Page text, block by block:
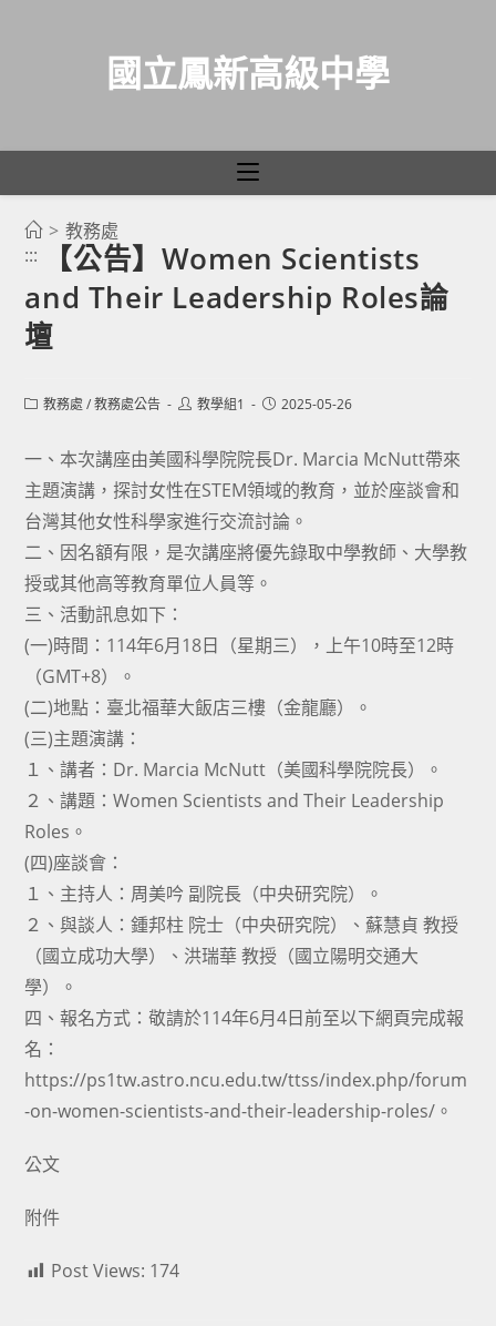
國立鳳新高級中學
> 教務處
:::
【公告】Women Scientists
and Their Leadership Roles論
壇
Post教務處 / 教務處公告
Post教學組1
Post2025-05-26
一、本次講座由美國科學院院長Dr. Marcia McNutt帶來
主題演講，探討女性在STEM領域的教育，並於座談會和
台灣其他女性科學家進行交流討論。
二、因名額有限，是次講座將優先錄取中學教師、大學教
授或其他高等教育單位人員等。
三、活動訊息如下：
(一)時間：114年6月18日（星期三），上午10時至12時
（GMT+8）。
(二)地點：臺北福華大飯店三樓（金龍廳）。
(三)主題演講：
１、講者：Dr. Marcia McNutt（美國科學院院長）。
２、講題：Women Scientists and Their Leadership
Roles。
(四)座談會：
１、主持人：周美吟 副院長（中央研究院）。
２、與談人：鍾邦柱 院士（中央研究院）、蘇慧貞 教授
（國立成功大學）、洪瑞華 教授（國立陽明交通大
學）。
四、報名方式：敬請於114年6月4日前至以下網頁完成報
名：
https://ps1tw.astro.ncu.edu.tw/ttss/index.php/forum
-on-women-scientists-and-their-leadership-roles/。
公文
附件
Post Views: 174